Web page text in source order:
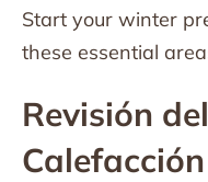
Start your winter
these essential
Revisión
Calefacción